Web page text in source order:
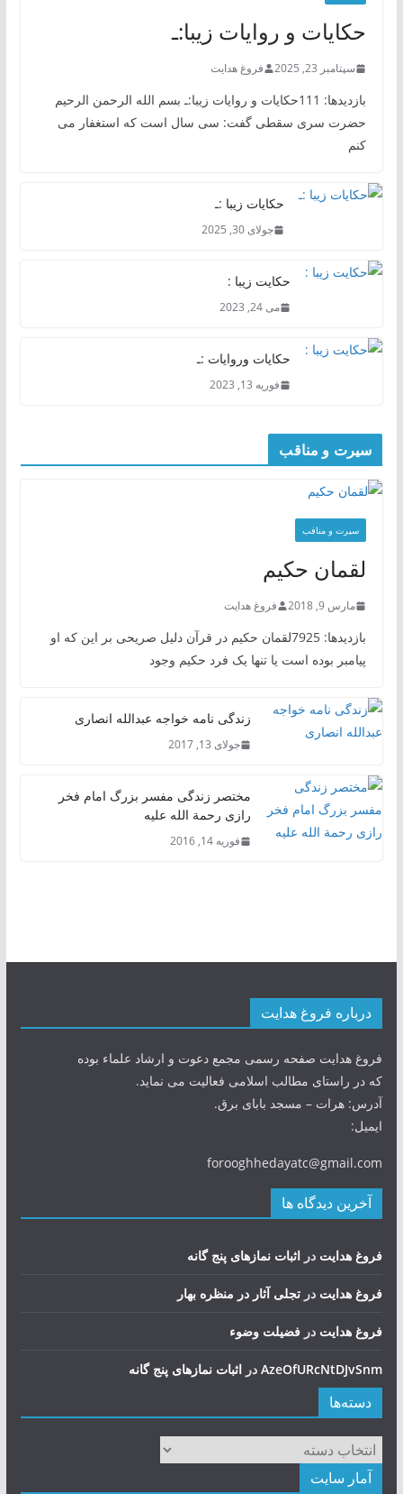
حکایات و روایات زیبا:ـ
سپتامبر 23, 2025 فروغ هدایت
بازدیدها: 111حکایات و روایات زیبا:ـ بسم الله الرحمن الرحیم
حضرت سری سقطی گفت: سی سال است که استغفار می
کنم
حکایات زیبا :ـ
جولای 30, 2025
حکایت زیبا :
می 24, 2023
حکایات وروایات :ـ
فوریه 13, 2023
سیرت و مناقب
سیرت و منافب
لقمان حکیم
مارس 9, 2018 فروغ هدایت
بازدیدها: 7925لقمان حکیم در قرآن دلیل صریحی بر این که او
پیامبر بوده است یا تنها یک فرد حکیم وجود
زندگی نامه خواجه عبدالله انصاری
جولای 13, 2017
مختصر زندگی مفسر بزرگ امام فخر
رازی رحمة الله علیه
فوریه 14, 2016
درباره فروغ هدایت
فروغ هدایت صفحه رسمی مجمع دعوت و ارشاد علماء بوده
که در راستای مطالب اسلامی فعالیت می نماید.
آدرس: هرات – مسجد بابای برق.
ایمیل:
forooghhedayatc@gmail.com
آخرین دیدگاه ها
فروغ هدایت در اثبات نمازهای پنج گانه
فروغ هدایت در تجلی آثار در منظره بهار
فروغ هدایت در فضيلت وضوء
AzeOfURcNtDJvSnmدر اثبات نمازهای پنج گانه
دسته‌ها
دسته‌ها
آمار سایت